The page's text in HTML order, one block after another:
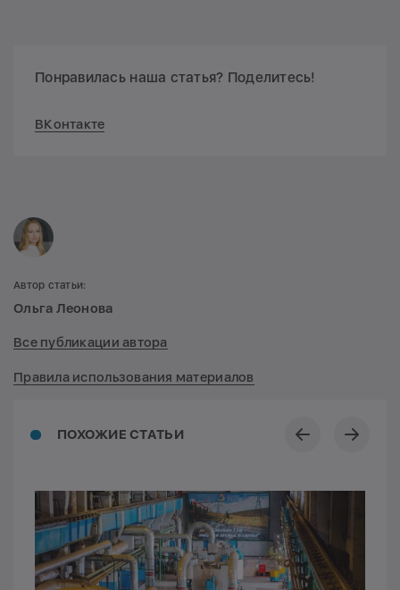
Понравилась наша статья? Поделитесь!
ВКонтакте
ПОХОЖИЕ СТАТЬИ
Автор статьи:
Ольга Леонова
Все публикации автора
Правила использования материалов